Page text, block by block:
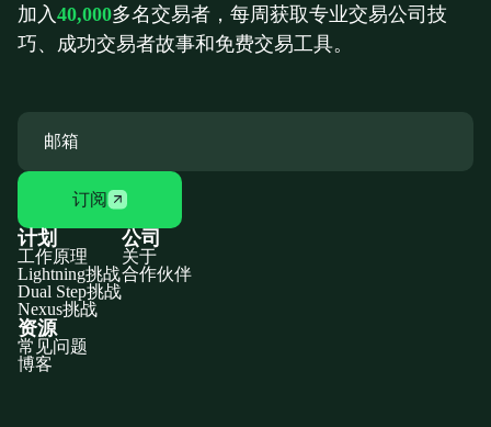
加入40,000多名交易者，每周获取专业交易公司技
巧、成功交易者故事和免费交易工具。
订阅
计划
工作原理
Lightning挑战
Dual Step挑战
Nexus挑战
公司
关于
合作伙伴
资源
常见问题
博客